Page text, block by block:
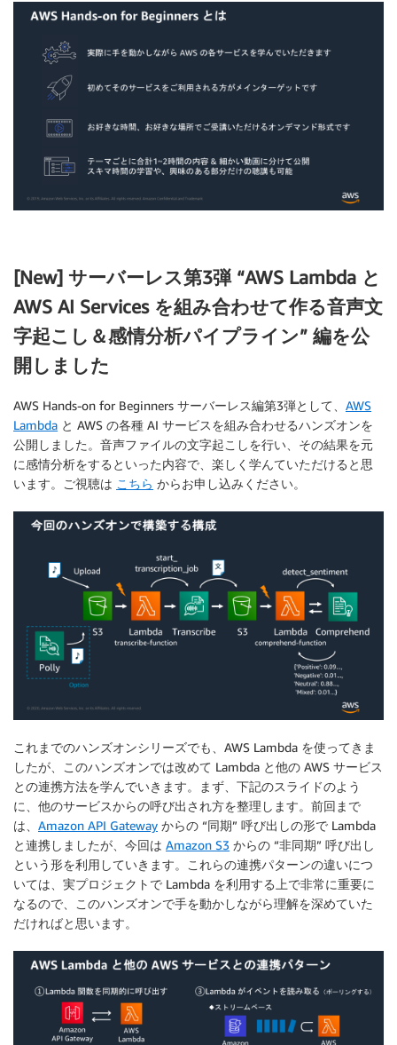
[New] サーバーレス第3弾 “AWS Lambda と
AWS AI Services を組み合わせて作る音声文
字起こし＆感情分析パイプライン” 編を公
開しました
AWS Hands-on for Beginners サーバーレス編第3弾として、 AWS
Lambda と AWS の各種 AI サービスを組み合わせるハンズオンを
公開しました。音声ファイルの文字起こしを行い、その結果を元
に感情分析をするといった内容で、楽しく学んていただけると思
います。ご視聴は こちら からお申し込みください。
これまでのハンズオンシリーズでも、AWS Lambda を使ってきま
したが、このハンズオンでは改めて Lambda と他の AWS サービス
との連携方法を学んでいきます。まず、下記のスライドのよう
に、他のサービスからの呼び出され方を整理します。前回まで
は、 Amazon API Gateway からの “同期” 呼び出しの形で Lambda
と連携しましたが、今回は Amazon S3 からの “非同期” 呼び出し
という形を利用していきます。これらの連携パターンの違いにつ
いては、実プロジェクトで Lambda を利用する上で非常に重要に
なるので、このハンズオンで手を動かしながら理解を深めていた
だければと思います。